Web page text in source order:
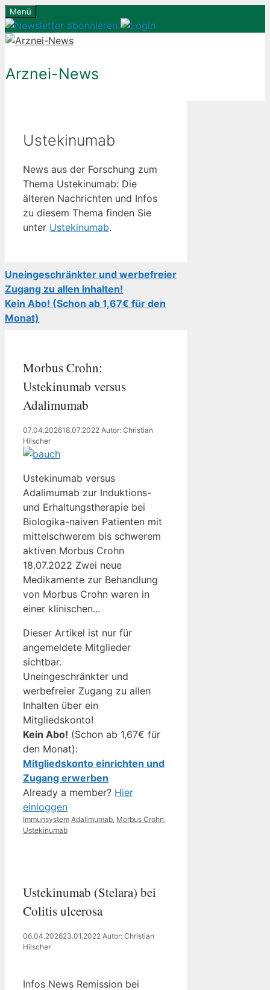
Zum
Inhalt
springen
Menü
Arznei-News
Ustekinumab
News aus der Forschung zum
Thema Ustekinumab: Die
älteren Nachrichten und Infos
zu diesem Thema finden Sie
unter Ustekinumab.
Uneingeschränkter und werbefreier
Zugang zu allen Inhalten!
Kein Abo! (Schon ab 1,67€ für den
Monat)
Morbus Crohn:
Ustekinumab versus
Adalimumab
07.04.202618.07.2022 Autor: Christian
Hilscher
Ustekinumab versus
Adalimumab zur Induktions-
und Erhaltungstherapie bei
Biologika-naiven Patienten mit
mittelschwerem bis schwerem
aktiven Morbus Crohn
18.07.2022 Zwei neue
Medikamente zur Behandlung
von Morbus Crohn waren in
einer klinischen...
Dieser Artikel ist nur für
angemeldete Mitglieder
sichtbar.
Uneingeschränkter und
werbefreier Zugang zu allen
Inhalten über ein
Mitgliedskonto!
Kein Abo! (Schon ab 1,67€ für
den Monat):
Mitgliedskonto einrichten und
Zugang erwerben
Already a member? Hier
einloggen
Kategorien
Immunsystem Schlagwörter
Adalimumab, Morbus Crohn,
Ustekinumab
Ustekinumab (Stelara) bei
Colitis ulcerosa
06.04.202623.01.2022 Autor: Christian
Hilscher
Infos News Remission bei